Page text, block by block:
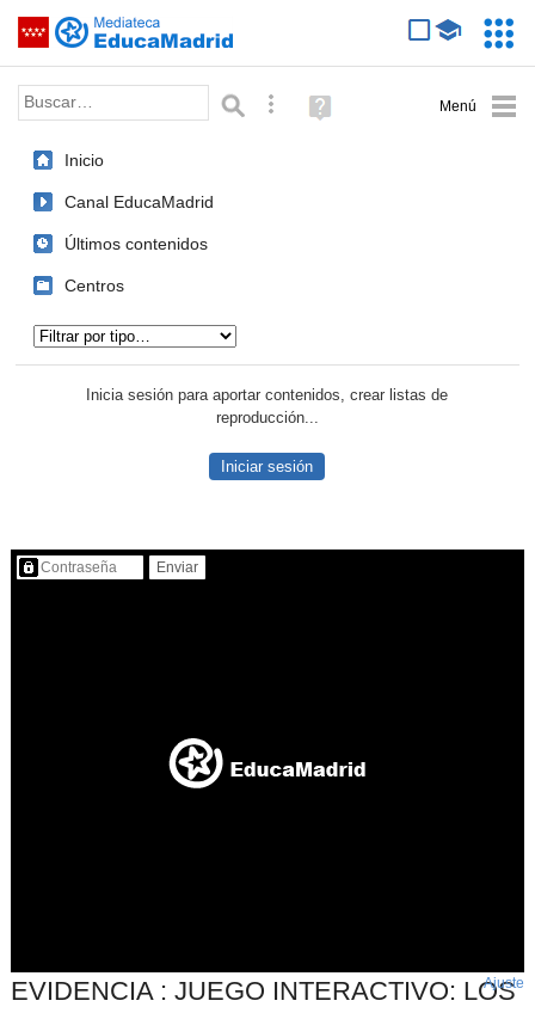
Saltar navegación
Palabra o frase: Búsqueda avanzada
Ayuda
(en
Inicio
Canal EducaMadrid
Últimos contenidos
Centros
Inicia sesión para aportar contenidos, crear listas de
reproducción...
Iniciar sesión
Contenido protegido…
EVIDENCIA : JUEGO INTERACTIVO: LOS
Ajuste